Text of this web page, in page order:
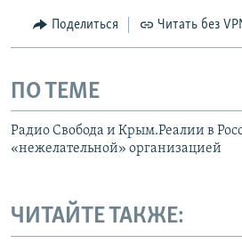
Поделиться Читать без
ПО ТЕМЕ
Радио Свобода и Крым.Реалии в
«нежелательной» организацией
ЧИТАЙТЕ ТАКЖЕ: